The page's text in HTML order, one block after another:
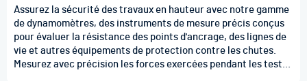
Assurez la sécurité des travaux en hauteur avec notre gamme
de dynamomètres, des instruments de mesure précis conçus
pour évaluer la résistance des points d'ancrage, des lignes de
vie et autres équipements de protection contre les chutes.
Mesurez avec précision les forces exercées pendant les tests